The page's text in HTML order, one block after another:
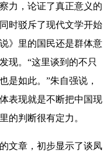
力，论证了真正意义的
时驳斥了现代文学开始
》里的国民还是群体意
现。“这里谈到的不只
是如此。”朱自强说，
表现就是不断把中国现
的判断很有定力。
章，初步显示了谈凤